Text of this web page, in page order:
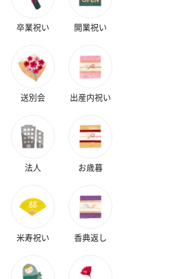
卒業祝い 開業祝い
送別会 出産内祝い
法人 お歳暮
米寿祝い 香典返し